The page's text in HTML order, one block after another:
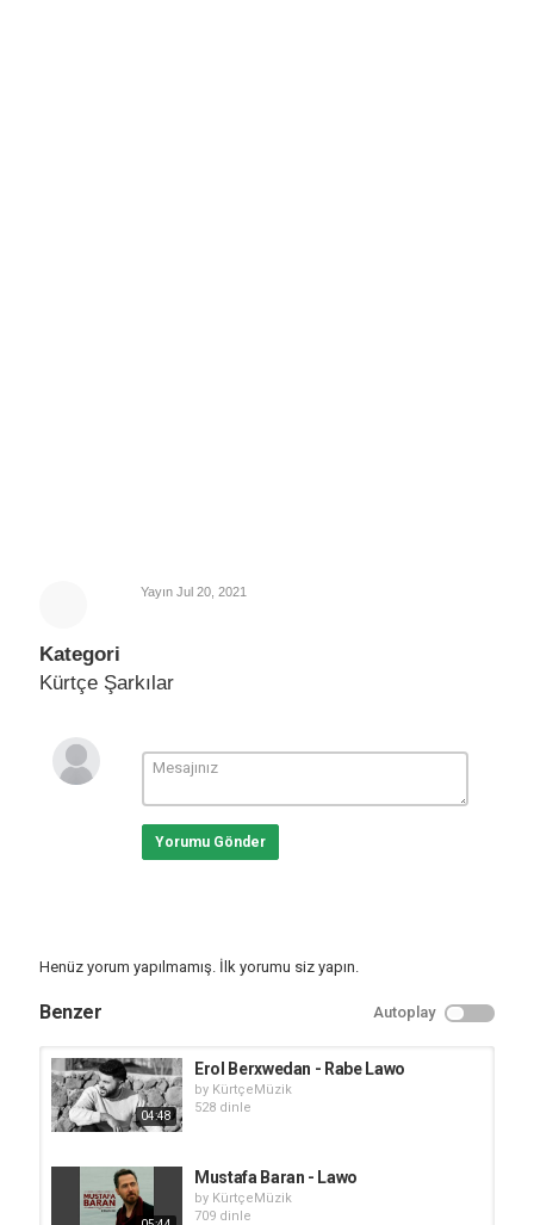
Yayın Jul 20, 2021
Kategori
Kürtçe Şarkılar
Yorumu Gönder
Henüz yorum yapılmamış. İlk yorumu siz yapın.
Benzer Autoplay
04:48
Erol Berxwedan - Rabe Lawo
by KürtçeMüzik
528 dinle
Mustafa Baran - Lawo
by KürtçeMüzik
709 dinle